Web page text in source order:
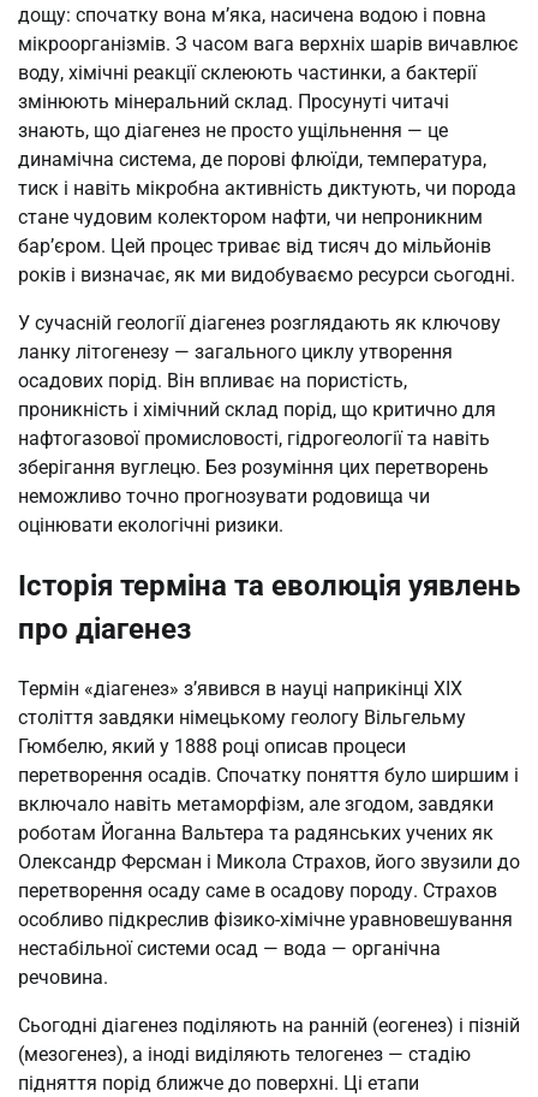
дощу: спочатку вона м’яка, насичена водою і повна
мікроорганізмів. З часом вага верхніх шарів вичавлює
воду, хімічні реакції склеюють частинки, а бактерії
змінюють мінеральний склад. Просунуті читачі
знають, що діагенез не просто ущільнення — це
динамічна система, де порові флюїди, температура,
тиск і навіть мікробна активність диктують, чи порода
стане чудовим колектором нафти, чи непроникним
бар’єром. Цей процес триває від тисяч до мільйонів
років і визначає, як ми видобуваємо ресурси сьогодні.
У сучасній геології діагенез розглядають як ключову
ланку літогенезу — загального циклу утворення
осадових порід. Він впливає на пористість,
проникність і хімічний склад порід, що критично для
нафтогазової промисловості, гідрогеології та навіть
зберігання вуглецю. Без розуміння цих перетворень
неможливо точно прогнозувати родовища чи
оцінювати екологічні ризики.
Історія терміна та еволюція уявлень
про діагенез
Термін «діагенез» з’явився в науці наприкінці XIX
століття завдяки німецькому геологу Вільгельму
Гюмбелю, який у 1888 році описав процеси
перетворення осадів. Спочатку поняття було ширшим і
включало навіть метаморфізм, але згодом, завдяки
роботам Йоганна Вальтера та радянських учених як
Олександр Ферсман і Микола Страхов, його звузили до
перетворення осаду саме в осадову породу. Страхов
особливо підкреслив фізико-хімічне уравновешування
нестабільної системи осад — вода — органічна
речовина.
Сьогодні діагенез поділяють на ранній (еогенез) і пізній
(мезогенез), а іноді виділяють телогенез — стадію
підняття порід ближче до поверхні. Ці етапи